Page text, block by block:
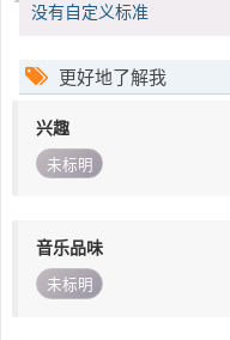
没有自定义标准
更好地了解我
兴趣
未标明
音乐品味
未标明